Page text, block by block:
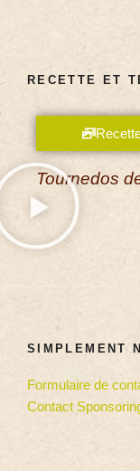
RECETTE ET
Tournedos
SIMPLEMENT
Formulaire de
Contact